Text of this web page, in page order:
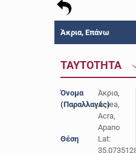
Άκρια, Επάνω
ΤΑΥΤΟΤΗΤΑ
Όνομα
(Παραλλαγές)
Άκρια,
Acrea,
Acra,
Apano
Θέση
Lat:
35.0735128